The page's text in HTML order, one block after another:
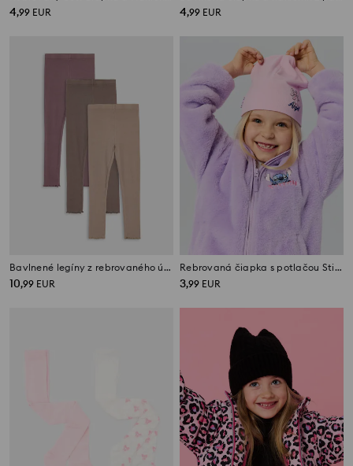
4,99 EUR 4,99 EUR
Bavlnené legíny z rebrovaného úpletu 3 pack
10,99 EUR
Rebrovaná čiapka s potlačou Stitch
3,99 EUR